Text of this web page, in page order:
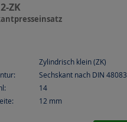
ZK
Zylindrisch klein (ZK)
Sechskant nach DIN 48083
14
12 mm